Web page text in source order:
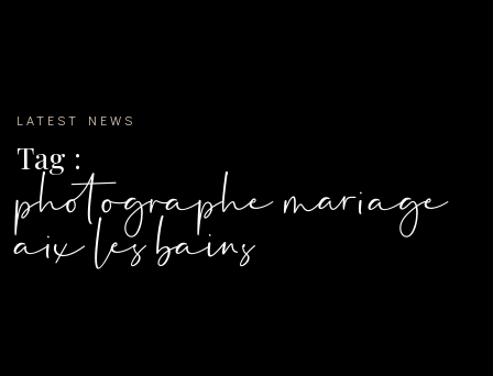
LATEST NEWS
Tag :
photographe mariage
aix les bains